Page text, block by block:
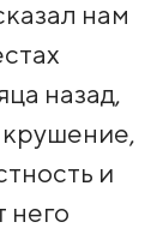
нам
назад,
и
него